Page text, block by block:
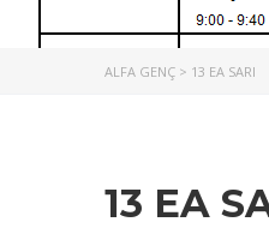
ALFA GENÇ > 13 EA SARI
13 EA